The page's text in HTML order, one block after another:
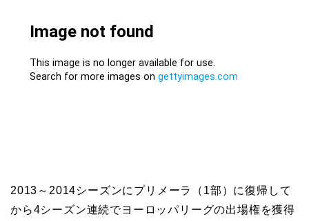
2013～2014シーズンにプリメーラ（1部）に復帰して
から4シーズン連続でヨーロッパリーグの出場権を獲得